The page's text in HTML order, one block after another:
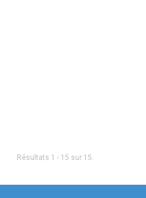
Résultats 1 - 15 sur 15.